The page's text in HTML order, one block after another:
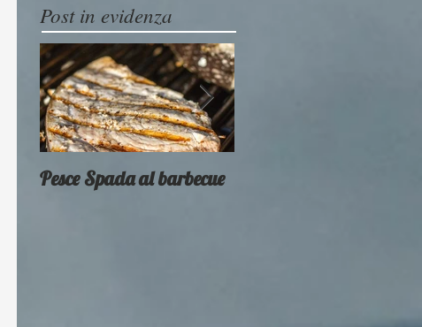
Post in evidenza
Pesce Spada al barbecue